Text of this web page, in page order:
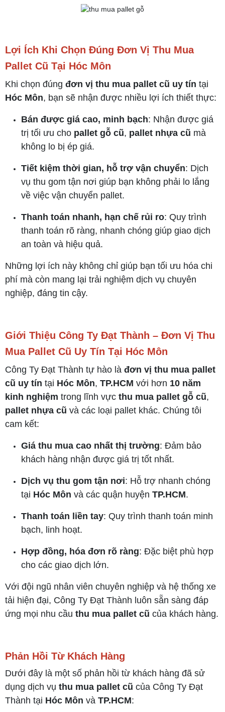
Lợi Ích Khi Chọn Đúng Đơn Vị Thu Mua
Pallet Cũ Tại Hóc Môn
Khi chọn đúng đơn vị thu mua pallet cũ uy tín tại
Hóc Môn, bạn sẽ nhận được nhiều lợi ích thiết thực:
Bán được giá cao, minh bạch: Nhận được giá
trị tối ưu cho pallet gỗ cũ, pallet nhựa cũ mà
không lo bị ép giá.
Tiết kiệm thời gian, hỗ trợ vận chuyển: Dịch
vụ thu gom tận nơi giúp bạn không phải lo lắng
về việc vận chuyển pallet.
Thanh toán nhanh, hạn chế rủi ro: Quy trình
thanh toán rõ ràng, nhanh chóng giúp giao dịch
an toàn và hiệu quả.
Những lợi ích này không chỉ giúp bạn tối ưu hóa chi
phí mà còn mang lại trải nghiệm dịch vụ chuyên
nghiệp, đáng tin cậy.
Giới Thiệu Công Ty Đạt Thành – Đơn Vị Thu
Mua Pallet Cũ Uy Tín Tại Hóc Môn
Công Ty Đạt Thành tự hào là đơn vị thu mua pallet
cũ uy tín tại Hóc Môn, TP.HCM với hơn 10 năm
kinh nghiệm trong lĩnh vực thu mua pallet gỗ cũ,
pallet nhựa cũ và các loại pallet khác. Chúng tôi
cam kết:
Giá thu mua cao nhất thị trường: Đảm bảo
khách hàng nhận được giá trị tốt nhất.
Dịch vụ thu gom tận nơi: Hỗ trợ nhanh chóng
tại Hóc Môn và các quận huyện TP.HCM.
Thanh toán liền tay: Quy trình thanh toán minh
bạch, linh hoạt.
Hợp đồng, hóa đơn rõ ràng: Đặc biệt phù hợp
cho các giao dịch lớn.
Với đội ngũ nhân viên chuyên nghiệp và hệ thống xe
tải hiện đại, Công Ty Đạt Thành luôn sẵn sàng đáp
ứng mọi nhu cầu thu mua pallet cũ của khách hàng.
Phản Hồi Từ Khách Hàng
Dưới đây là một số phản hồi từ khách hàng đã sử
dụng dịch vụ thu mua pallet cũ của Công Ty Đạt
Thành tại Hóc Môn và TP.HCM: